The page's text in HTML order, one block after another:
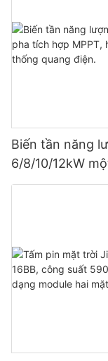
Biến tần năng
6/8/10/12kW
song song 9